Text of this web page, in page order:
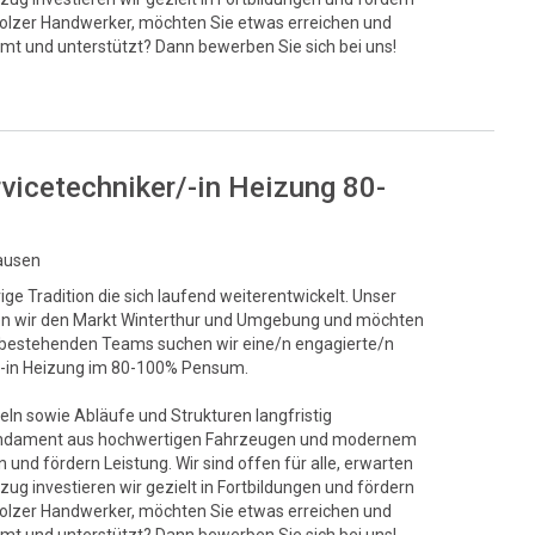
Handwerker, möchten Sie etwas erreichen und
und unterstützt? Dann bewerben Sie sich bei uns!
in Heizung 80-
Tradition die sich laufend weiterentwickelt. Unser
wir den Markt Winterthur und Umgebung und möchten
Teams suchen wir eine/n engagierte/n
Heizung im 80-100% Pensum.
sowie Abläufe und Strukturen langfristig
aus hochwertigen Fahrzeugen und modernem
fördern Leistung. Wir sind offen für alle, erwarten
investieren wir gezielt in Fortbildungen und fördern
Handwerker, möchten Sie etwas erreichen und